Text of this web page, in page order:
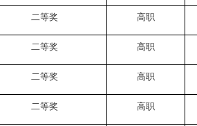
二等奖 高职
二等奖 高职
二等奖 高职
二等奖 高职